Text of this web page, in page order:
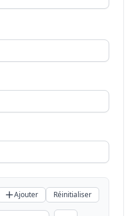
Ajouter Réinitialiser